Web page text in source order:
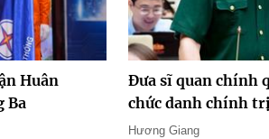
Huân
Ba
Đưa sĩ quan chính
chức danh chính
Hương Giang